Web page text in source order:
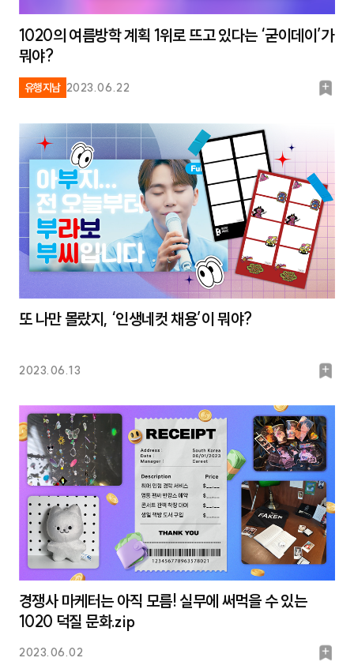
1020의 여름방학 계획 1위로 뜨고 있다는 ‘굳이데이’가
뭐야?
유행지남 2023.06.22
북
또 나만 몰랐지, ‘인생네컷 채용’이 뭐야?
2023.06.13
북
크
경쟁사 마케터는 아직 모름! 실무에 써먹을 수 있는
1020 덕질 문화.zip
2023.06.02
북